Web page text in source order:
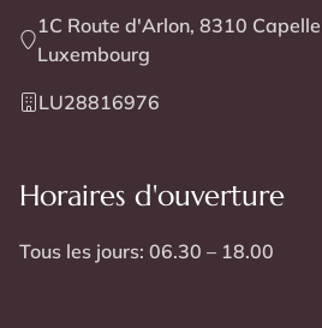
1C Route d'Arlon, 8310
Luxembourg
LU28816976
Horaires d'ouverture
Tous les jours: 06.30 – 18.00